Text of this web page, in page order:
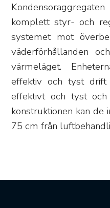
komplett styr- och
systemet mot
väderförhållanden
värmeläget.
effektiv och tyst drift
effektivt och tyst
konstruktionen kan de
75 cm från